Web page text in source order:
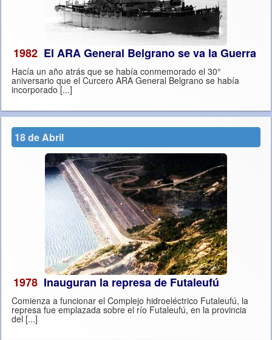
1982 El ARA General Belgrano se va la Guerra
Hacía un año atrás que se había conmemorado el 30°
aniversario que el Curcero ARA General Belgrano se había
incorporado [...]
18 de Abril
1978 Inauguran la represa de Futaleufú
Comienza a funcionar el Complejo hidroeléctrico Futaleufú, la
represa fue emplazada sobre el río Futaleufú, en la provincia
del [...]